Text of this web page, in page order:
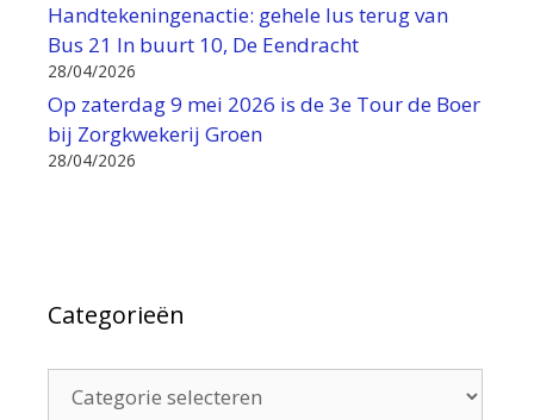
Handtekeningenactie: gehele lus terug van
Bus 21 In buurt 10, De Eendracht
28/04/2026
Op zaterdag 9 mei 2026 is de 3e Tour de Boer
bij Zorgkwekerij Groen
28/04/2026
Categorieën